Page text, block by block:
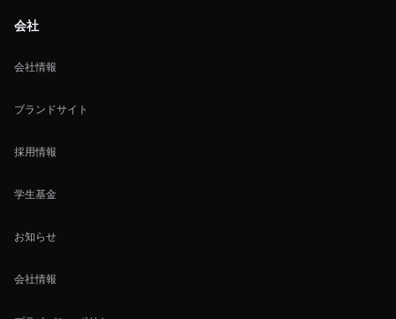
会社
会社情報
ブランドサイト
採用情報
学生基金
お知らせ
会社情報